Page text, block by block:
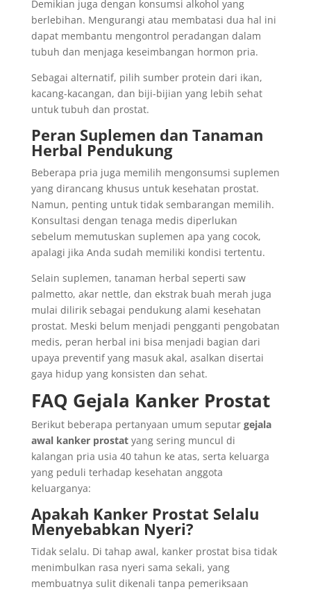
Demikian juga dengan konsumsi alkohol yang
berlebihan. Mengurangi atau membatasi dua hal ini
dapat membantu mengontrol peradangan dalam
tubuh dan menjaga keseimbangan hormon pria.
Sebagai alternatif, pilih sumber protein dari ikan,
kacang-kacangan, dan biji-bijian yang lebih sehat
untuk tubuh dan prostat.
Peran Suplemen dan Tanaman
Herbal Pendukung
Beberapa pria juga memilih mengonsumsi suplemen
yang dirancang khusus untuk kesehatan prostat.
Namun, penting untuk tidak sembarangan memilih.
Konsultasi dengan tenaga medis diperlukan
sebelum memutuskan suplemen apa yang cocok,
apalagi jika Anda sudah memiliki kondisi tertentu.
Selain suplemen, tanaman herbal seperti saw
palmetto, akar nettle, dan ekstrak buah merah juga
mulai dilirik sebagai pendukung alami kesehatan
prostat. Meski belum menjadi pengganti pengobatan
medis, peran herbal ini bisa menjadi bagian dari
upaya preventif yang masuk akal, asalkan disertai
gaya hidup yang konsisten dan sehat.
FAQ Gejala Kanker Prostat
Berikut beberapa pertanyaan umum seputar gejala
awal kanker prostatyang sering muncul di
kalangan pria usia 40 tahun ke atas, serta keluarga
yang peduli terhadap kesehatan anggota
keluarganya:
Apakah Kanker Prostat Selalu
Menyebabkan Nyeri?
Tidak selalu. Di tahap awal, kanker prostat bisa tidak
menimbulkan rasa nyeri sama sekali, yang
membuatnya sulit dikenali tanpa pemeriksaan